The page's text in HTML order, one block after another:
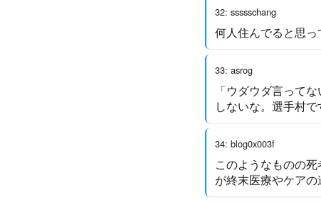
32: ssssschang
何人住んでると思
33: asrog
「ウダウダ言って
しないな。選手村
34: blog0x003f
このようなものの
が終末医療やケア